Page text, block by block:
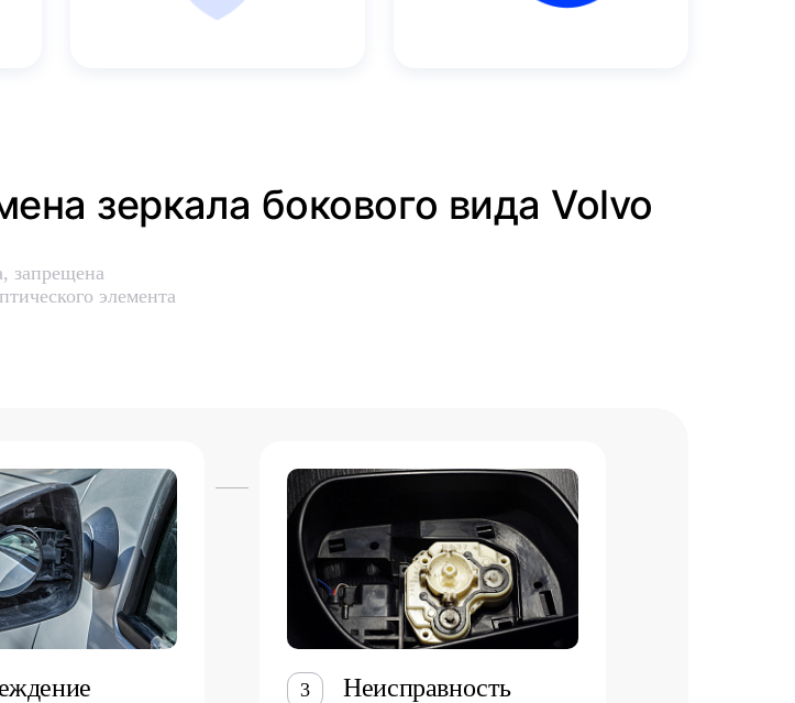
зеркала бокового вида Volvo
запрещена
элемента
3
Неисправность